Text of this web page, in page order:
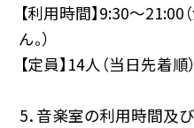
【利用時間】9:30〜21:00
ん。）
【定員】14人（当日先着順）
5．音楽室の利用時間及